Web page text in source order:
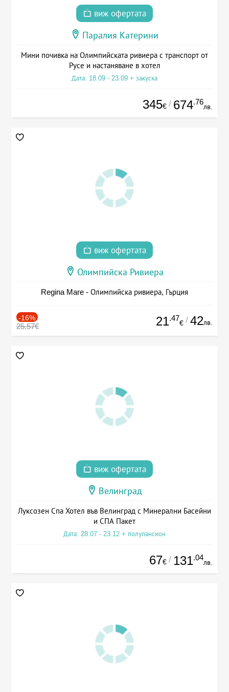
виж офертата
Паралия Катерини
Мини почивка на Олимпийската ривиера с транспорт от
Русе и настаняване в хотел
Дата: 18.09 - 23.09 + закуска
345€ / 674.76
лв.
виж офертата
Олимпийска Ривиера
Regina Mare - Олимпийска ривиера, Гърция
-16%
25.57€ 21.47
€ / 42лв.
виж офертата
Велинград
Луксозен Спа Хотел във Велинград с Минерални Басейни
и СПА Пакет
Дата: 28.07 - 23.12 + полупансион
67€ / 131.04
лв.